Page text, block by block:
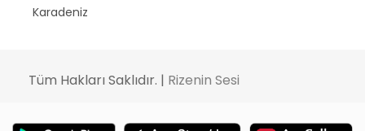
Karadeniz
Tüm Hakları Saklıdır. | Rizenin Sesi